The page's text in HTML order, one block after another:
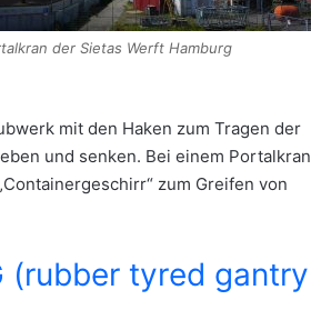
der Sietas Werft Hamburg
mit den Haken zum Tragen der
und senken. Bei einem Portalkran
zum Greifen von
(rubber tyred gantry